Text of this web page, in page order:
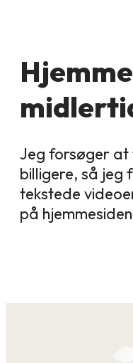
Jeg forsøger at
billigere, så jeg
tekstede
på